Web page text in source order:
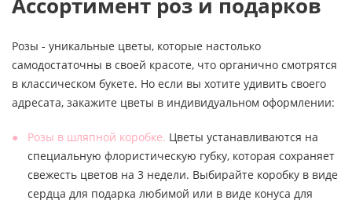
Розы - уникальные цветы, которые настолько
самодостаточны в своей красоте, что органично смотрятся
в классическом букете. Но если вы хотите удивить своего
адресата, закажите цветы в индивидуальном оформлении:
Розы в шляпной коробке. Цветы устанавливаются на
специальную флористическую губку, которая сохраняет
свежесть цветов на 3 недели. Выбирайте коробку в виде
сердца для подарка любимой или в виде конуса для